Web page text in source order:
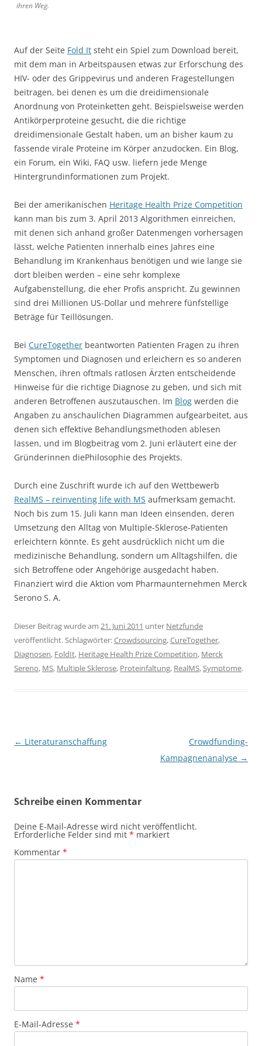
ihren Weg.
Auf der Seite Fold It steht ein Spiel zum Download bereit,
mit dem man in Arbeitspausen etwas zur Erforschung des
HIV- oder des Grippevirus und anderen Fragestellungen
beitragen, bei denen es um die dreidimensionale
Anordnung von Proteinketten geht. Beispielsweise werden
Antikörperproteine gesucht, die die richtige
dreidimensionale Gestalt haben, um an bisher kaum zu
fassende virale Proteine im Körper anzudocken. Ein Blog,
ein Forum, ein Wiki, FAQ usw. liefern jede Menge
Hintergrundinformationen zum Projekt.
Bei der amerikanischen Heritage Health Prize Competition
kann man bis zum 3. April 2013 Algorithmen einreichen,
mit denen sich anhand großer Datenmengen vorhersagen
lässt, welche Patienten innerhalb eines Jahres eine
Behandlung im Krankenhaus benötigen und wie lange sie
dort bleiben werden – eine sehr komplexe
Aufgabenstellung, die eher Profis anspricht. Zu gewinnen
sind drei Millionen US-Dollar und mehrere fünfstellige
Beträge für Teillösungen.
Bei CureTogether beantworten Patienten Fragen zu ihren
Symptomen und Diagnosen und erleichern es so anderen
Menschen, ihren oftmals ratlosen Ärzten entscheidende
Hinweise für die richtige Diagnose zu geben, und sich mit
anderen Betroffenen auszutauschen. Im Blog werden die
Angaben zu anschaulichen Diagrammen aufgearbeitet, aus
denen sich effektive Behandlungsmethoden ablesen
lassen, und im Blogbeitrag vom 2. Juni erläutert eine der
Gründerinnen diePhilosophie des Projekts.
Durch eine Zuschrift wurde ich auf den Wettbewerb
RealMS – reinventing life with MS aufmerksam gemacht.
Noch bis zum 15. Juli kann man Ideen einsenden, deren
Umsetzung den Alltag von Multiple-Sklerose-Patienten
erleichtern könnte. Es geht ausdrücklich nicht um die
medizinische Behandlung, sondern um Alltagshilfen, die
sich Betroffene oder Angehörige ausgedacht haben.
Finanziert wird die Aktion vom Pharmaunternehmen Merck
Serono S. A.
Dieser Beitrag wurde am 21. Juni 2011 unter Netzfunde
veröffentlicht. Schlagwörter:Crowdsourcing,CureTogether,
Diagnosen, FoldIt, Heritage Health Prize Competition, Merck
Sereno, MS, Multiple Sklerose, Proteinfaltung, RealMS,Symptome.
Beitragsnavigation
← Literaturanschaffung
Crowdfunding-
Kampagnenanalyse →
Schreibe einen Kommentar
Deine E-Mail-Adresse wird nicht veröffentlicht.
Erforderliche Felder sind mit * markiert
Kommentar *
Name *
E-Mail-Adresse *